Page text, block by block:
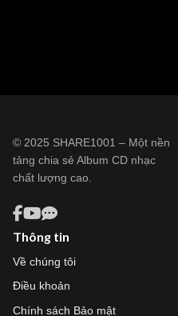
© 2025 SHARE1001 – Một nền
tảng chia sẻ Album CD nhạc
chất lượng cao.
Thông tin
Về chúng tôi
Điều khoản
Chính sách Bảo mật